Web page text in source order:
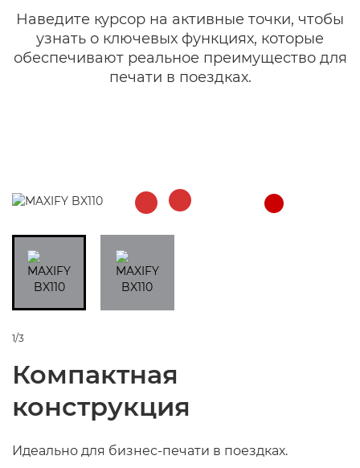
Наведите курсор на активные точки, чтобы
узнать о ключевых функциях, которые
обеспечивают реальное преимущество для
печати в поездках.
1/3
Компактная
конструкция
Идеально для бизнес-печати в поездках.